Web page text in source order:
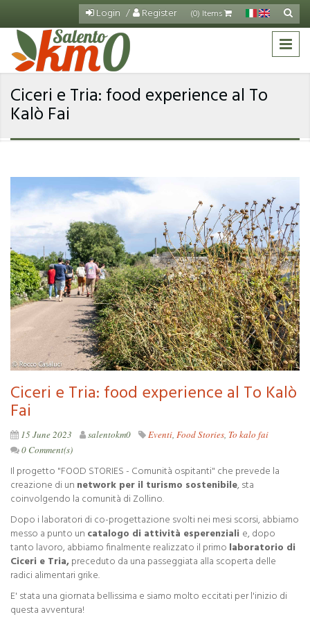
Skip to main content Login Register (0) Items Search
Ciceri e Tria: food experience al To
Kalò Fai
Ciceri e Tria: food experience al To Kalò
Fai
15 June 2023 salentokm0 Eventi, Food Stories, To kalo fai
0 Comment(s)
Il progetto "FOOD STORIES - Comunità ospitanti" che prevede la
creazione di un network per il turismo sostenibile, sta
coinvolgendo la comunità di Zollino.
Dopo i laboratori di co-progettazione svolti nei mesi scorsi, abbiamo
messo a punto un catalogo di attività esperenziali e, dopo
tanto lavoro, abbiamo finalmente realizzato il primo laboratorio di
Ciceri e Tria,preceduto da una passeggiata alla scoperta delle
radici alimentari grike.
E' stata una giornata bellissima e siamo molto eccitati per l'inizio di
questa avventura!